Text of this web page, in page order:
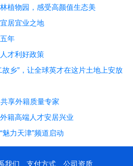
植物园，感受高颜值生态美
居宜业之地
年
才利好政策
故乡”，让全球英才在这片土地上安放
享外籍质量专家
籍高端人才安居兴业
力天津”频道启动
我们 支付方式 公司资质